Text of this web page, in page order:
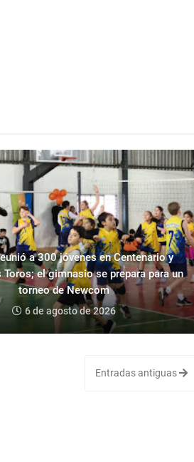
a 300 jóvenes en Centenario y
el gimnasio se prepara para un
torneo de Newcom
6 de agosto de 2026
Entradas antiguas